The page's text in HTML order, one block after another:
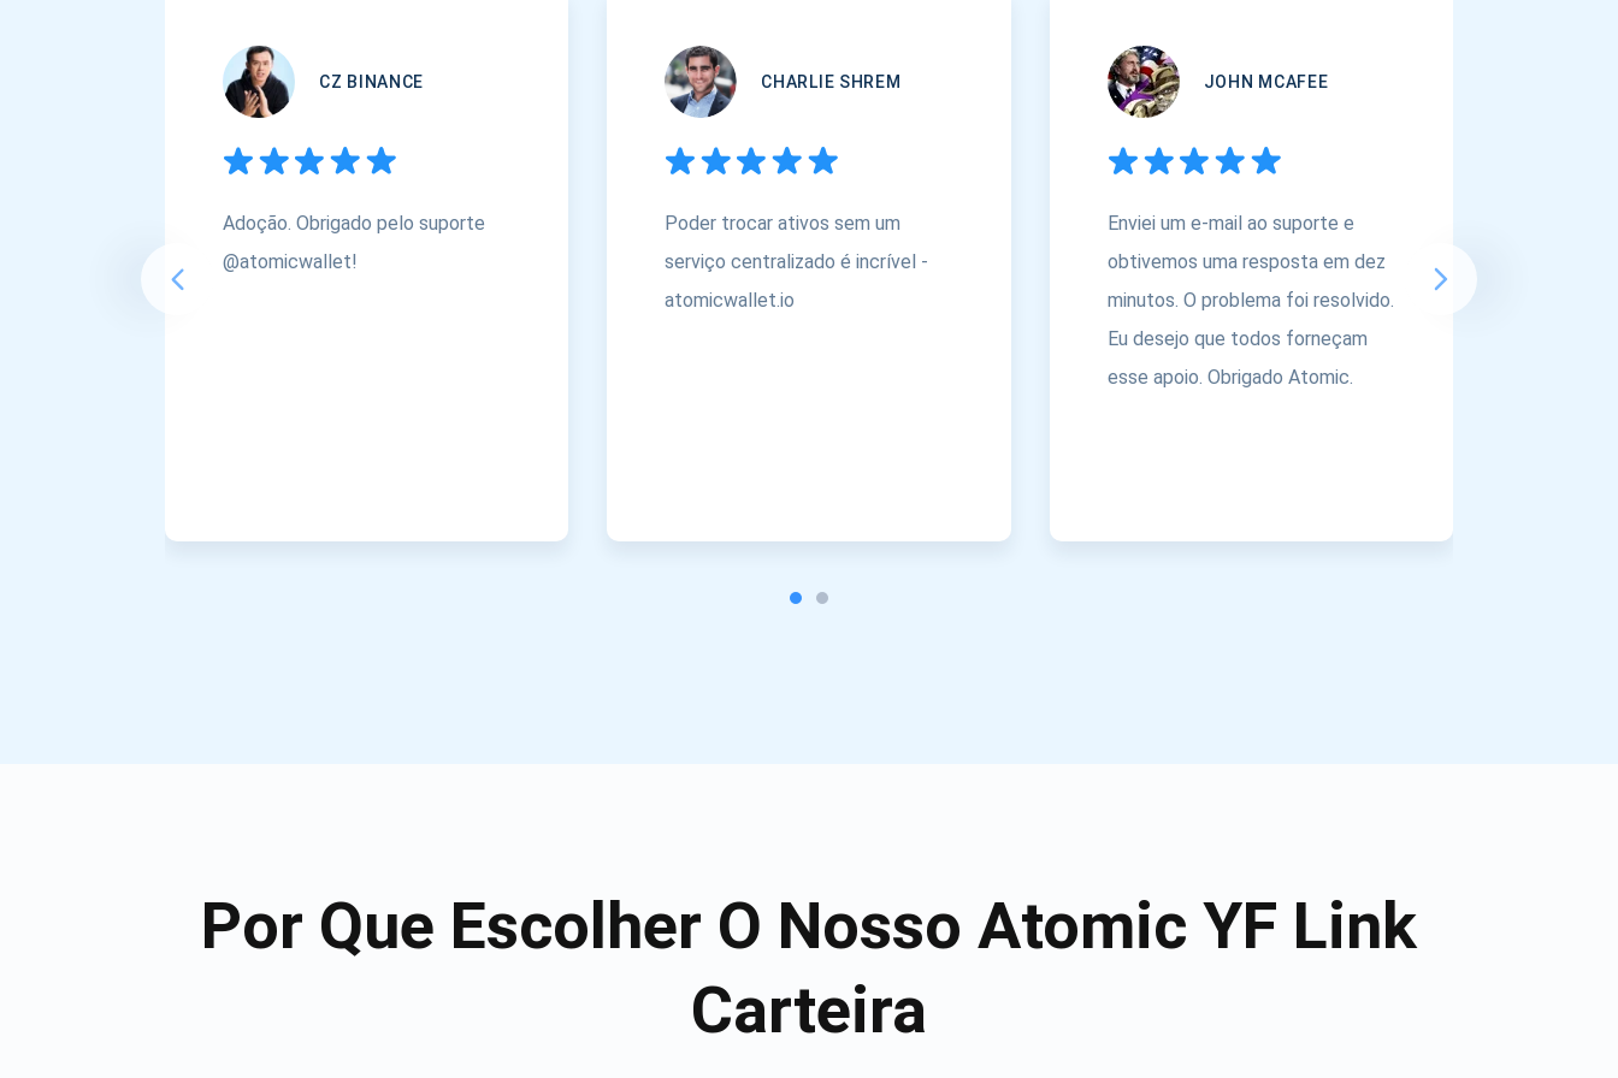
CZ BINANCE
Adoção. Obrigado pelo suporte
@atomicwallet!
CHARLIE SHREM
Poder trocar ativos sem um
serviço centralizado é incrível -
atomicwallet.io
JOHN MCAFEE
Enviei um e-mail ao suporte e
obtivemos uma resposta em dez
minutos. O problema foi resolvido.
Eu desejo que todos forneçam
esse apoio. Obrigado Atomic.
Por Que Escolher O Nosso Atomic YF Link
Carteira